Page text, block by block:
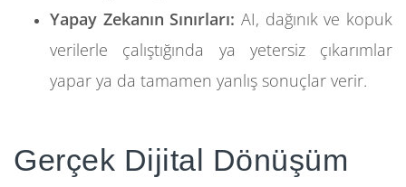
Yapay Zekanın Sınırları: AI, dağınık ve kopuk
verilerle çalıştığında ya yetersiz çıkarımlar
yapar ya da tamamen yanlış sonuçlar verir.
Gerçek Dijital Dönüşüm